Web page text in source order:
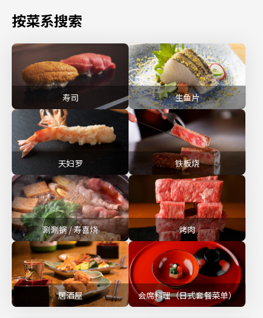
按菜系搜索
寿司 生鱼片
天妇罗 铁板烧
涮涮锅 / 寿喜烧 烤肉
居酒屋 会席料理（日式套餐菜单）